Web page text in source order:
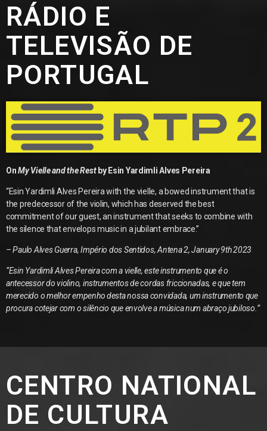
RÁDIO E
TELEVISÃO DE
PORTUGAL
OnMy Vielle and the Restby Esin Yardimli Alves Pereira
“Esin Yardimli Alves Pereira with the vielle, a bowed instrument that is
the predecessor of the violin, which has deserved the best
commitment of our guest, an instrument that seeks to combine with
the silence that envelops music in a jubilant embrace.”
– Paulo Alves Guerra, Império dos Sentidos, Antena 2, January 9th 2023
“Esin Yardimli Alves Pereira com a vielle, este instrumento que é o
antecessor do violino, instrumentos de cordas friccionadas, e que tem
merecido o melhor empenho desta nossa convidada, um instrumento que
procura cotejar com o silêncio que envolve a música num abraço jubiloso.”
CENTRO NATIONAL
DE CULTURA